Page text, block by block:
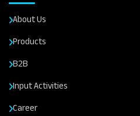
About Us
Products
B2B
Input Activities
Career